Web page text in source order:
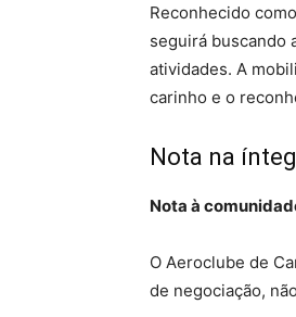
Reconhecido
seguirá buscando
atividades. A
carinho e o
Nota na
Nota à
O Aeroclube de
de negociação,